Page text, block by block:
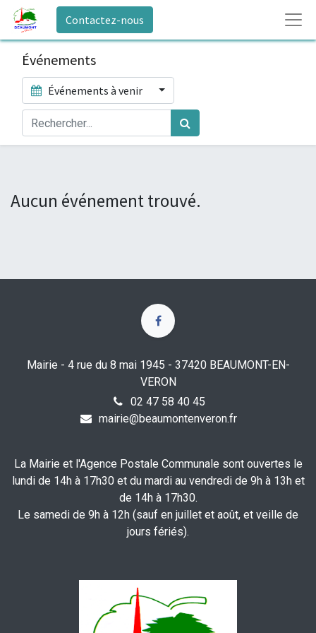
Contactez-nous
Événements
Événements à venir
Aucun événement trouvé.
Mairie - 4 rue du 8 mai 1945 - 37420 BEAUMONT-EN-
VERON
02 47 58 40 45
mairie@beaumontenveron.fr
La Mairie et l'Agence Postale Communale sont ouvertes le
lundi de 14h à 17h30 et du mardi au vendredi de 9h à 13h et
de 14h à 17h30.
Le samedi de 9h à 12h (sauf en juillet et août, et veille de
jours fériés).